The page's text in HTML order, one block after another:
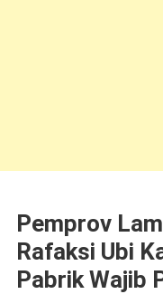
Pemprov
Rafaksi Ubi
Pabrik Wajib